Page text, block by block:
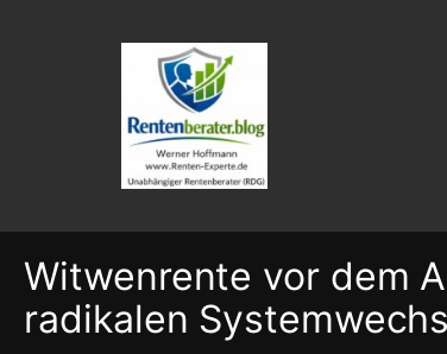
Witwenrente vor dem
radikalen